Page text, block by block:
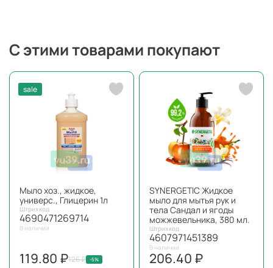
С этими товарами покупают
sale
Мыло хоз., жидкое,
универс., Глицерин 1л
Штрихкод
4690471269714
В наличии
119.80 ₽126 ₽ -5%
SYNERGETIC Жидкое
мыло для мытья рук и
тела Сандал и ягоды
можжевельника, 380 мл.
Штрихкод
4607971451389
В наличии
206.40 ₽